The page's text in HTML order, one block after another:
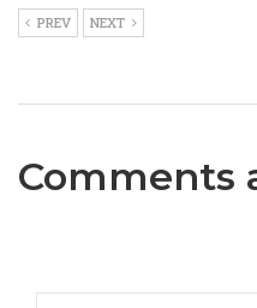
PREV NEXT
Comments